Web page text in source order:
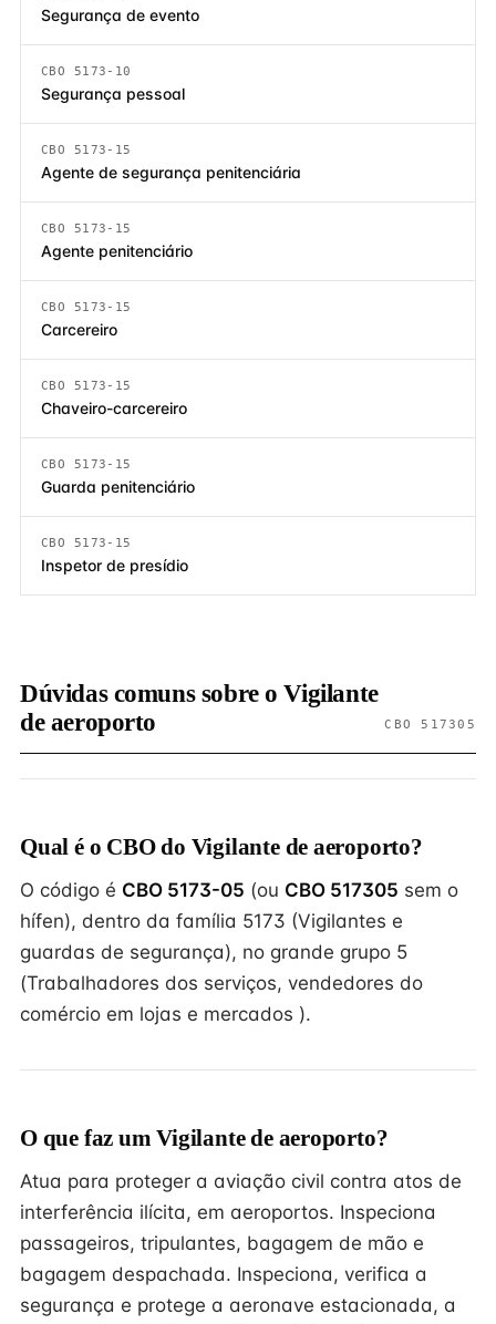
Segurança de evento
CBO 5173-10
Segurança pessoal
CBO 5173-15
Agente de segurança penitenciária
CBO 5173-15
Agente penitenciário
CBO 5173-15
Carcereiro
CBO 5173-15
Chaveiro-carcereiro
CBO 5173-15
Guarda penitenciário
CBO 5173-15
Inspetor de presídio
Dúvidas comuns sobre o Vigilante
de aeroporto
CBO 517305
Qual é o CBO do Vigilante de aeroporto?
O código é CBO 5173-05 (ou CBO 517305 sem o
hífen), dentro da família 5173 (Vigilantes e
guardas de segurança), no grande grupo 5
(Trabalhadores dos serviços, vendedores do
comércio em lojas e mercados ).
O que faz um Vigilante de aeroporto?
Atua para proteger a aviação civil contra atos de
interferência ilícita, em aeroportos. Inspeciona
passageiros, tripulantes, bagagem de mão e
bagagem despachada. Inspeciona, verifica a
segurança e protege a aeronave estacionada, a